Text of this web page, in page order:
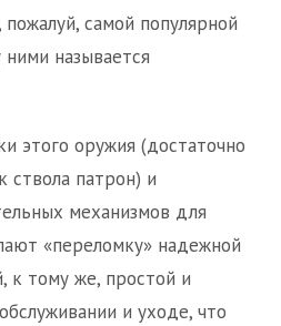
самой популярной
называется
этого оружия (достаточно
ствола патрон) и
механизмов для
«переломку» надежной
к тому же, простой и
и уходе, что